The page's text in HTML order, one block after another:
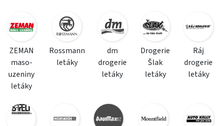
ZEMAN
maso-
uzeniny
letáky
Rossmann
letáky
dm
drogerie
letáky
Drogerie
Šlak
letáky
Ráj
drogerie
letáky